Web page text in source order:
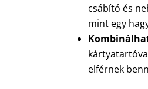
csábító és
mint egy
elférnek